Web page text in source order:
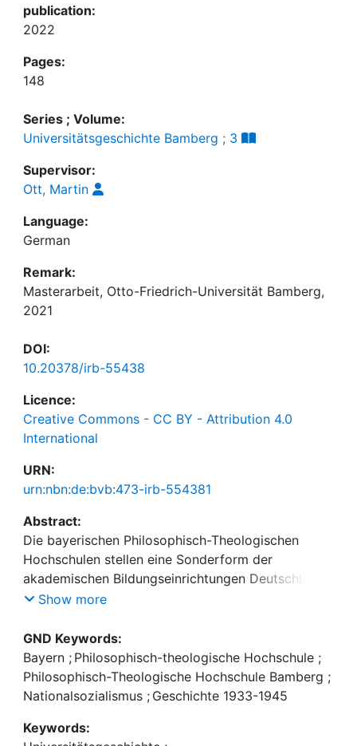
publication:
2022
Pages:
148
Series ; Volume:
Universitätsgeschichte Bamberg ; 3
Supervisor:
Ott, Martin
Language:
German
Remark:
Masterarbeit, Otto-Friedrich-Universität Bamberg,
2021
DOI:
10.20378/irb-55438
Licence:
Creative Commons - CC BY - Attribution 4.0
International
URN:
urn:nbn:de:bvb:473-irb-554381
Abstract:
Die bayerischen Philosophisch-Theologischen
Hochschulen stellen eine Sonderform der
akademischen Bildungseinrichtungen Deutschlands
dar. Sie standen sowohl im Einflussbereich des
hauptsächlich – aber nicht ausschließlich –
Einrichtungen, an denen Theologen ausgebildet
wurden. Vor diesem Hintergrund wird im ersten Teil
der Arbeit untersucht, ob und wie eine
Theologischen Hochschulen und damit auch des
Show more
GND Keywords:
Bayern ; Philosophisch-theologische Hochschule ;
Philosophisch-Theologische Hochschule Bamberg ;
Nationalsozialismus ; Geschichte 1933-1945
Keywords: